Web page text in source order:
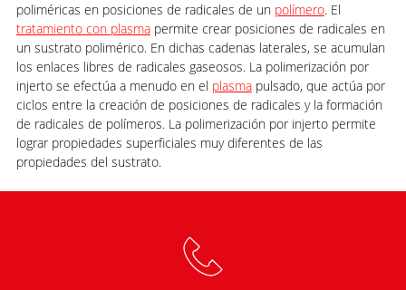
poliméricas en posiciones de radicales de un polímero. El
tratamiento con plasmapermite crear posiciones de radicales en
un sustrato polimérico. En dichas cadenas laterales, se acumulan
los enlaces libres de radicales gaseosos. La polimerización por
injerto se efectúa a menudo en el plasmapulsado, que actúa por
ciclos entre la creación de posiciones de radicales y la formación
de radicales de polímeros. La polimerización por injerto permite
lograr propiedades superficiales muy diferentes de las
propiedades del sustrato.